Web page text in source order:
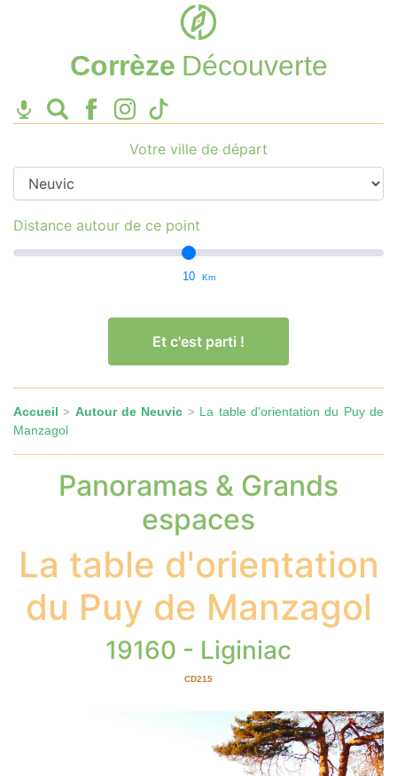
Corrèze Découverte
Votre ville de départ
Distance autour de ce point
10 Km
Et c'est parti !
Accueil > Autour de Neuvic > La table d'orientation du Puy de
Manzagol
Panoramas & Grands
espaces
La table d'orientation
du Puy de Manzagol
19160 - Liginiac
CD215